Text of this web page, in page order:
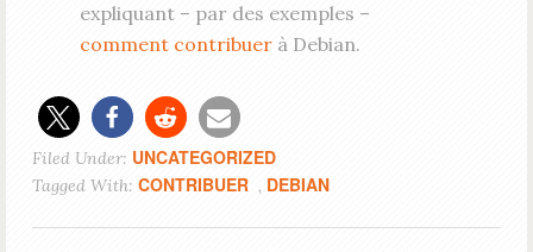
expliquant – par des exemples –
comment contribuerà Debian.
Filed Under: UNCATEGORIZED
Tagged With: CONTRIBUER , DEBIAN